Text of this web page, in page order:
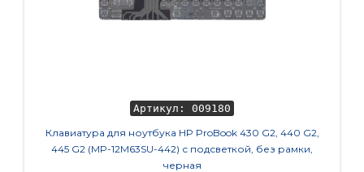
Артикул: 009180
Клавиатура для ноутбука HP ProBook 430 G2, 440 G2,
445 G2 (MP-12M63SU-442) с подсветкой, без рамки,
черная